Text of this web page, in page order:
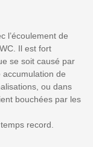
l’écoulement de
Il est fort
se soit causé par
de
ou dans
bouchées par les
record.